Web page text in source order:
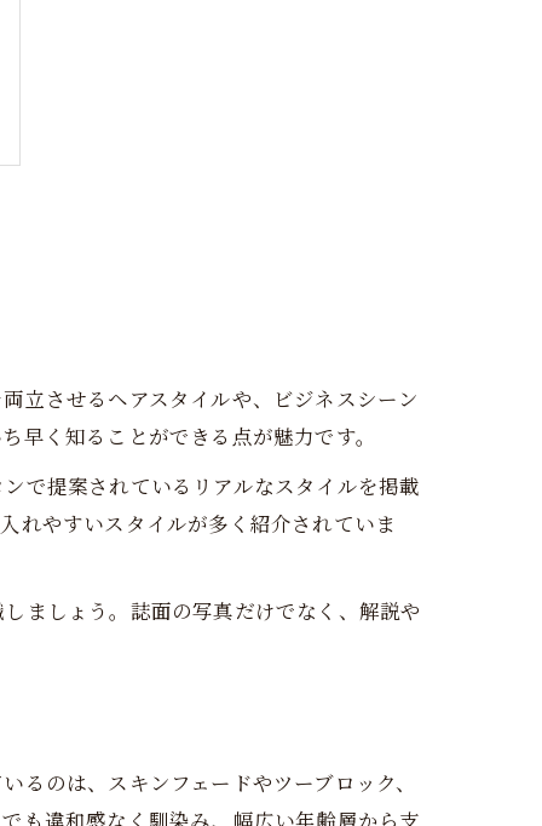
立させるヘアスタイルや、ビジネスシーン
く知ることができる点が魅力です。
で提案されているリアルなスタイルを掲載
れやすいスタイルが多く紹介されていま
ましょう。誌面の写真だけでなく、解説や
のは、スキンフェードやツーブロック、
も違和感なく馴染み、幅広い年齢層から支